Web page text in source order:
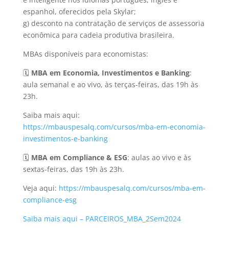
espanhol, oferecidos pela Skylar;
g) desconto na contratação de serviços de assessoria
econômica para cadeia produtiva brasileira.
MBAs disponíveis para economistas:
🗓️ MBA em Economia, Investimentos e Banking:
aula semanal e ao vivo, às terças-feiras, das 19h às
23h.
Saiba mais aqui:
https://mbauspesalq.com/cursos/mba-em-economia-
investimentos-e-banking
🗓️ MBA em Compliance & ESG: aulas ao vivo e às
sextas-feiras, das 19h às 23h.
Veja aqui: https://mbauspesalq.com/cursos/mba-em-
compliance-esg
Saiba mais aqui – PARCEIROS_MBA_2Sem2024